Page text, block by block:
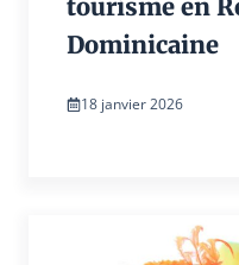
tourisme en
Dominicaine
18 janvier 2026